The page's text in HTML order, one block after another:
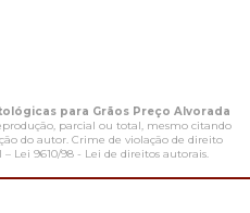
para Grãos Preço Alvorada
parcial ou total, mesmo citando
do autor. Crime de violação de direito
– Lei 9610/98 - Lei de direitos autorais.